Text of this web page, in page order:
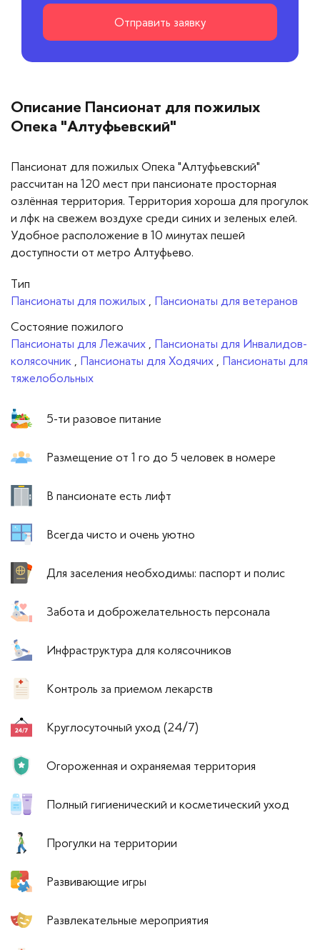
Отправить заявку
Описание Пансионат для пожилых
Опека "Алтуфьевский"
Пансионат для пожилых Опека "Алтуфьевский"
рассчитан на 120 мест при пансионате просторная
озлённая территория. Территория хороша для прогулок
и лфк на свежем воздухе среди синих и зеленых елей.
Удобное расположение в 10 минутах пешей
доступности от метро Алтуфьево.
Тип
Пансионаты для пожилых , Пансионаты для ветеранов
Cостояние пожилого
Пансионаты для Лежачих , Пансионаты для Инвалидов-
колясочник , Пансионаты для Ходячих , Пансионаты для
тяжелобольных
5-ти разовое питание
Размещение от 1 го до 5 человек в номере
В пансионате есть лифт
Всегда чисто и очень уютно
Для заселения необходимы: паспорт и полис
Забота и доброжелательность персонала
Инфраструктура для колясочников
Контроль за приемом лекарств
Круглосуточный уход (24/7)
Огороженная и охраняемая территория
Полный гигиенический и косметический уход
Прогулки на территории
Развивающие игры
Развлекательные мероприятия